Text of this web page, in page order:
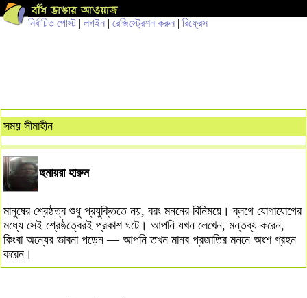
নির্বাচিত পোস্ট| লগইন | রেজিস্ট্রেশন করুন | রিফ্রেস
সময় সীমাহীন
হুমায়রা হারুন
মানুষের শ্রেষ্ঠত্ব শুধু প্রযুক্তিতে নয়, বরং মননের বিনিময়ে। ব্লগে যোগাযোগের
মধ্যে সেই শ্রেষ্ঠত্বেরই প্রকাশ ঘটে। আপনি যখন লেখেন, মন্তব্য করেন,
কিংবা অন্যের ভাবনা পড়েন — আপনি তখন মানব প্রজাতির মননে অংশ গ্রহন
করেন।